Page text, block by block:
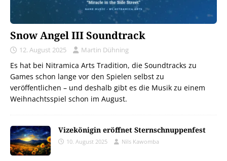
Snow Angel III Soundtrack
12. August 2025 Martin Dühning
Es hat bei Nitramica Arts Tradition, die Soundtracks zu
Games schon lange vor den Spielen selbst zu
veröffentlichen – und deshalb gibt es die Musik zu einem
Weihnachtsspiel schon im August.
Vizekönigin eröffnet Sternschnuppenfest
10. August 2025 Nils Kawomba